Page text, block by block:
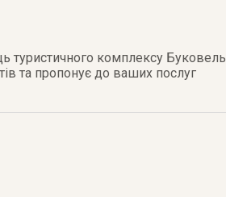
туристичного комплексу Буковель
та пропонує до ваших послуг